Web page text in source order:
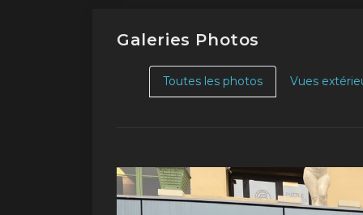
Galeries Photos
Toutes les photos Vues